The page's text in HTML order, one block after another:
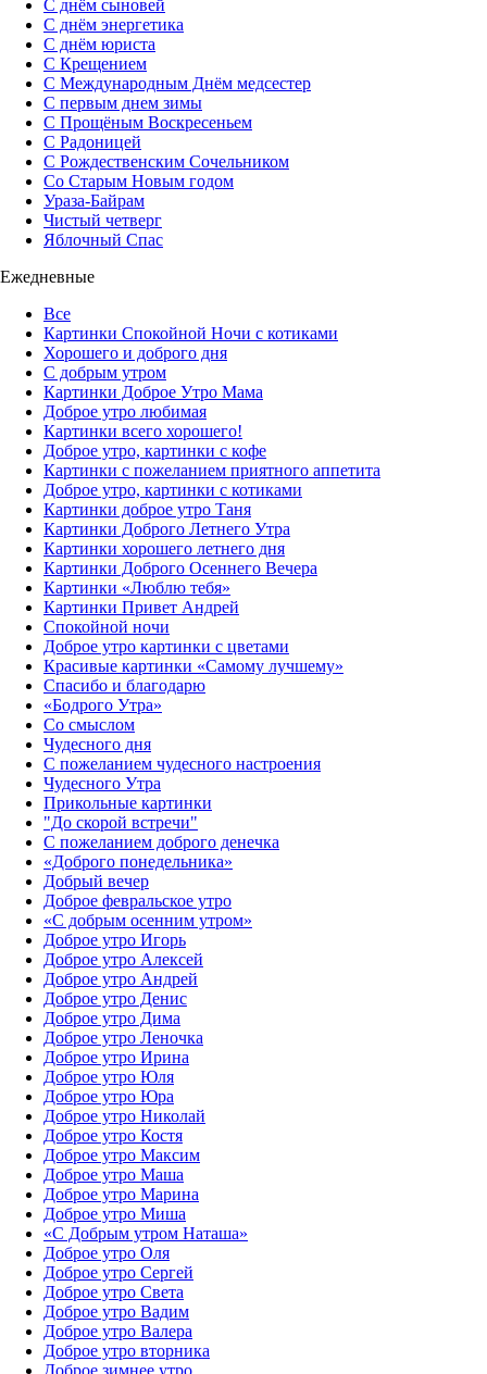
С днём сыновей
С днём энергетика
С днём юриста
С Крещением
С Международным Днём медсестер
С первым днем зимы
С Прощёным Воскресеньем
С Радоницей
С Рождественским Сочельником
Со Старым Новым годом
Ураза-Байрам
Чистый четверг
Яблочный Спас
Ежедневные
Все
Картинки Спокойной Ночи с котиками
Хорошего и доброго дня
С добрым утром
Картинки Доброе Утро Мама
Доброе утро любимая
Картинки всего хорошего!
Доброе утро, картинки с кофе
Картинки с пожеланием приятного аппетита
Доброе утро, картинки с котиками
Картинки доброе утро Таня
Картинки Доброго Летнего Утра
Картинки хорошего летнего дня
Картинки Доброго Осеннего Вечера
Картинки «Люблю тебя»
Картинки Привет Андрей
Спокойной ночи
Доброе утро картинки с цветами
Красивые картинки «Самому лучшему»
Спасибо и благодарю
«‎Бодрого Утра»‎
Со смыслом
Чудесного дня
С пожеланием чудесного настроения
Чудесного Утра
Прикольные картинки
"До скорой встречи"
С пожеланием доброго денечка
«Доброго понедельника»‎
Добрый вечер
Доброе февральское утро
«С добрым осенним утром»‎
Доброе утро Игорь
Доброе утро Алексей
Доброе утро Андрей
Доброе утро Денис
Доброе утро Дима
Доброе утро Леночка
Доброе утро Ирина
Доброе утро Юля
Доброе утро Юра
Доброе утро Николай
Доброе утро Костя
Доброе утро Максим
Доброе утро Маша
Доброе утро Марина
Доброе утро Миша
«С Добрым утром Наташа»
Доброе утро Оля
Доброе утро Сергей
Доброе утро Света
Доброе утро Вадим
Доброе утро Валера
Доброе утро вторника
Доброе зимнее утро